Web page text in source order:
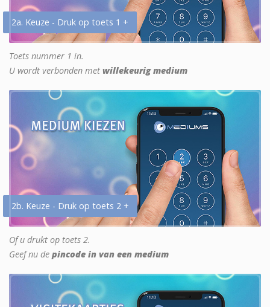
2a. Keuze - Druk op toets 1 +
Toets nummer 1 in.
U wordt verbonden met willekeurig medium
2b. Keuze - Druk op toets 2 +
Of u drukt op toets 2.
Geef nu de pincode in van een medium